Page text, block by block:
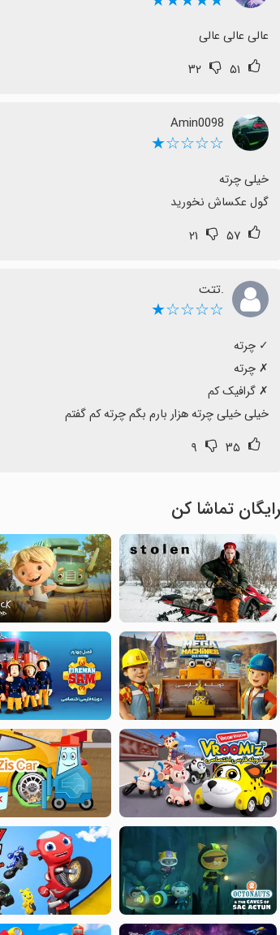
عالی عالی عالی
۵۱ ۳۲
Amin0098
☆☆☆☆★
گول عکساش نخورید
۵۷ ۲۱
.تتت
☆☆☆☆★
خیلی خیلی چرته هزار بارم بگم چرته کم گفتم
۳۵ ۹
رایگان تماشا کن